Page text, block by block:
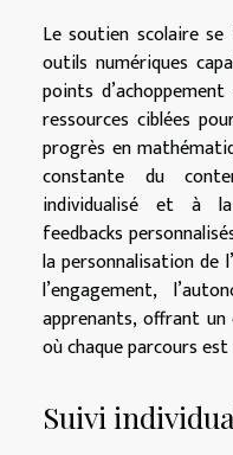
Le soutien scolaire
outils numériques
points
ressources ciblées
progrès en
constante du
individualisé et à
feedbacks
la personnalisation de
l’engagement,
apprenants, offrant un
où chaque parcours
Suivi